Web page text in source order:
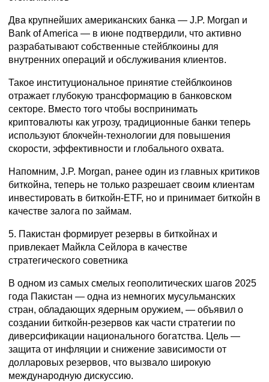
Два крупнейших американских банка — J.P. Morgan и
Bank of America — в июне подтвердили, что активно
разрабатывают собственные стейблкоины для
внутренних операций и обслуживания клиентов.
Такое институциональное принятие стейблкоинов
отражает глубокую трансформацию в банковском
секторе. Вместо того чтобы воспринимать
криптовалюты как угрозу, традиционные банки теперь
используют блокчейн-технологии для повышения
скорости, эффективности и глобального охвата.
Напомним, J.P. Morgan, ранее один из главных критиков
биткойна, теперь не только разрешает своим клиентам
инвестировать в биткойн-ETF, но и принимает биткойн в
качестве залога по займам.
5. Пакистан формирует резервы в биткойнах и
привлекает Майкла Сейлора в качестве
стратегического советника
В одном из самых смелых геополитических шагов 2025
года Пакистан — одна из немногих мусульманских
стран, обладающих ядерным оружием, — объявил о
создании биткойн-резервов как части стратегии по
диверсификации национального богатства. Цель —
защита от инфляции и снижение зависимости от
долларовых резервов, что вызвало широкую
международную дискуссию.